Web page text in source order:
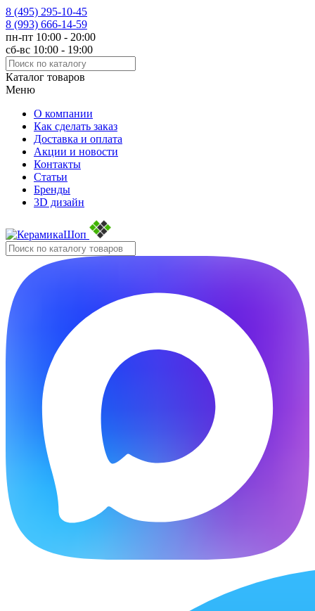
8 (495) 295-10-45
8 (993) 666-14-59
пн-пт 10:00 - 20:00
сб-вс 10:00 - 19:00
Каталог товаров
Меню
О компании
Как сделать заказ
Доставка и оплата
Акции и новости
Контакты
Статьи
Бренды
3D дизайн